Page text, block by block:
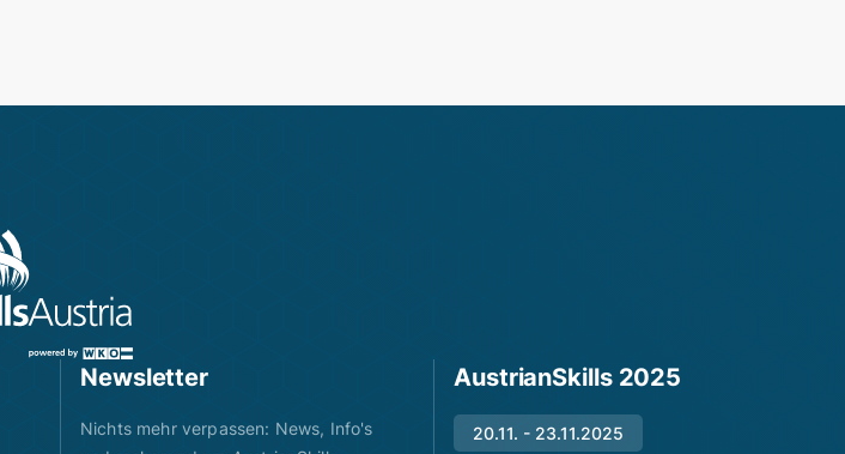
Newsletter
Nichts mehr verpassen: News, Info's
AustrianSkills 2025
20.11. - 23.11.2025